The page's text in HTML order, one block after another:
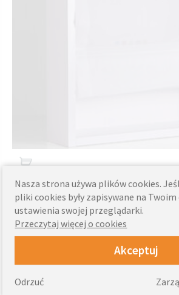
Sprawdź
Nasza strona używa plików cookies.
pliki cookies były zapisywane na
ustawienia swojej przeglądarki.
Przeczytaj więcej o cookies
Akceptuj
Odrzuć